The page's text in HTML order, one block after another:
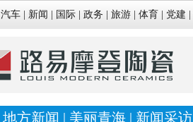
汽车 新闻 国际 政务 旅游 体育 党建
地方新闻 | 美丽青海 | 新闻采访